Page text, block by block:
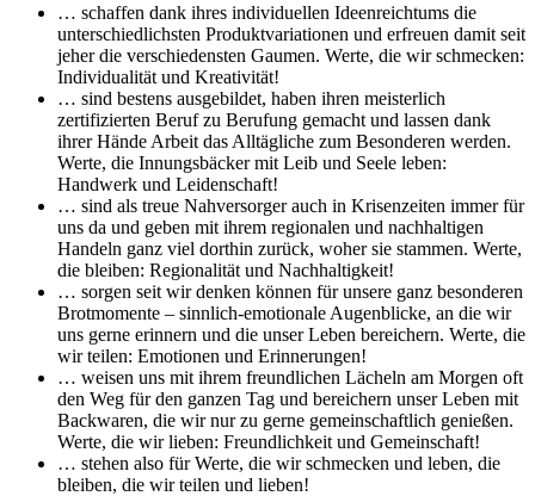
… schaffen dank ihres individuellen Ideenreichtums die
unterschiedlichsten Produktvariationen und erfreuen damit seit
jeher die verschiedensten Gaumen. Werte, die wir schmecken:
Individualität und Kreativität!
… sind bestens ausgebildet, haben ihren meisterlich
zertifizierten Beruf zu Berufung gemacht und lassen dank
ihrer Hände Arbeit das Alltägliche zum Besonderen werden.
Werte, die Innungsbäcker mit Leib und Seele leben:
Handwerk und Leidenschaft!
… sind als treue Nahversorger auch in Krisenzeiten immer für
uns da und geben mit ihrem regionalen und nachhaltigen
Handeln ganz viel dorthin zurück, woher sie stammen. Werte,
die bleiben: Regionalität und Nachhaltigkeit!
… sorgen seit wir denken können für unsere ganz besonderen
Brotmomente – sinnlich-emotionale Augenblicke, an die wir
uns gerne erinnern und die unser Leben bereichern. Werte, die
wir teilen: Emotionen und Erinnerungen!
… weisen uns mit ihrem freundlichen Lächeln am Morgen oft
den Weg für den ganzen Tag und bereichern unser Leben mit
Backwaren, die wir nur zu gerne gemeinschaftlich genießen.
Werte, die wir lieben: Freundlichkeit und Gemeinschaft!
… stehen also für Werte, die wir schmecken und leben, die
bleiben, die wir teilen und lieben!